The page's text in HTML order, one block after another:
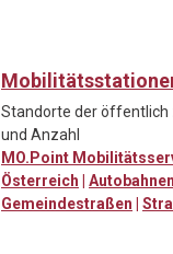
Standorte der öffentlich
und Anzahl
MO.Point
Österreich |
Gemeindestraßen |